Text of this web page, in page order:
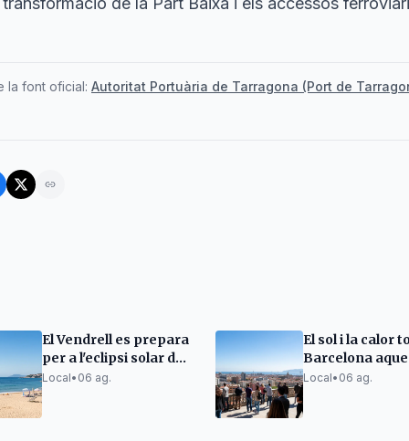
la font oficial: Autoritat Portuària de Tarragona (Port de
El Vendrell es prepara
per a l'eclipsi solar del
12 d'agost
Local• 06 ag.
El sol i la calor
Barcelona
divendres
Local• 06 ag.